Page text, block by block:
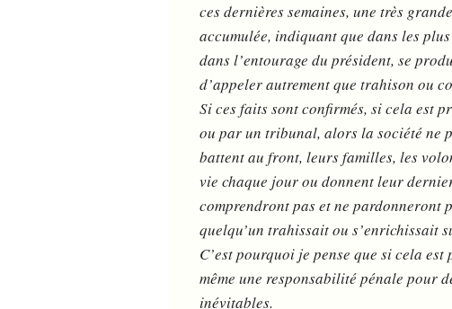
ces dernières semaines, une très
accumulée, indiquant que dans les
dans l’entourage du président, se
d’appeler autrement que trahison ou
Si ces faits sont confirmés, si cela est
ou par un tribunal, alors la société ne
battent au front, leurs familles, les
vie chaque jour ou donnent leur
comprendront pas et ne pardonneront
quelqu’un trahissait ou s’enrichissait
C’est pourquoi je pense que si cela
même une responsabilité pénale pour
inévitables.